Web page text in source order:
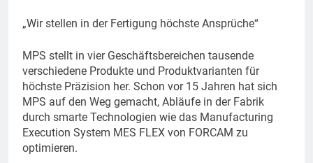
„Wir stellen in der Fertigung höchste Ansprüche“
MPS stellt in vier Geschäftsbereichen tausende
verschiedene Produkte und Produktvarianten für
höchste Präzision her. Schon vor 15 Jahren hat sich
MPS auf den Weg gemacht, Abläufe in der Fabrik
durch smarte Technologien wie das Manufacturing
Execution System MES FLEX von FORCAM zu
optimieren.